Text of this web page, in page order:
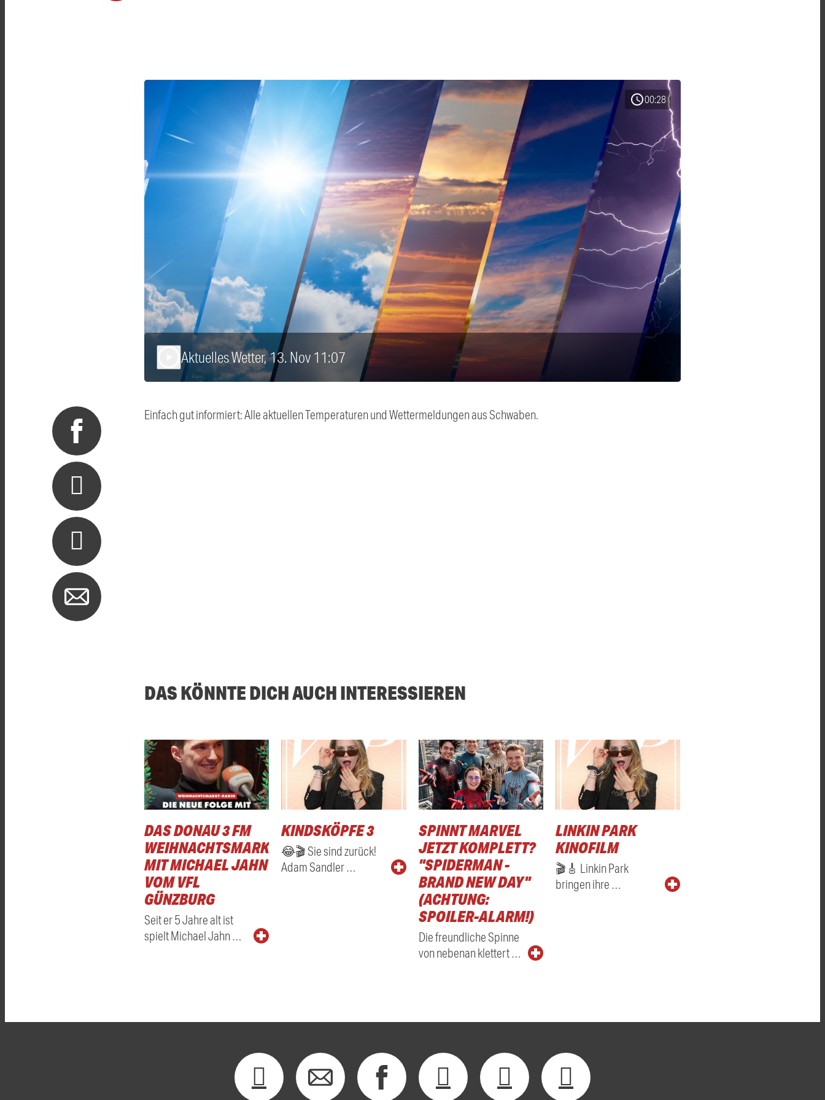
schedule00:28
Aktuelles Wetter, 13. Nov 11:07
Einfach gut informiert: Alle aktuellen Temperaturen und Wettermeldungen aus Schwaben.
DAS KÖNNTE DICH AUCH INTERESSIEREN
DAS DONAU 3 FM
WEIHNACHTSMARKTRADIO
MIT MICHAEL JAHN
VOM VFL
GÜNZBURG
Seit er 5 Jahre alt ist
spielt Michael Jahn …
KINDSKÖPFE 3
😂🎬 Sie sind zurück!
Adam Sandler …
SPINNT MARVEL
JETZT KOMPLETT?
"SPIDERMAN -
BRAND NEW DAY"
(ACHTUNG:
SPOILER-ALARM!)
Die freundliche Spinne
von nebenan klettert …
LINKIN PARK
KINOFILM
🎬🎸 Linkin Park
bringen ihre …